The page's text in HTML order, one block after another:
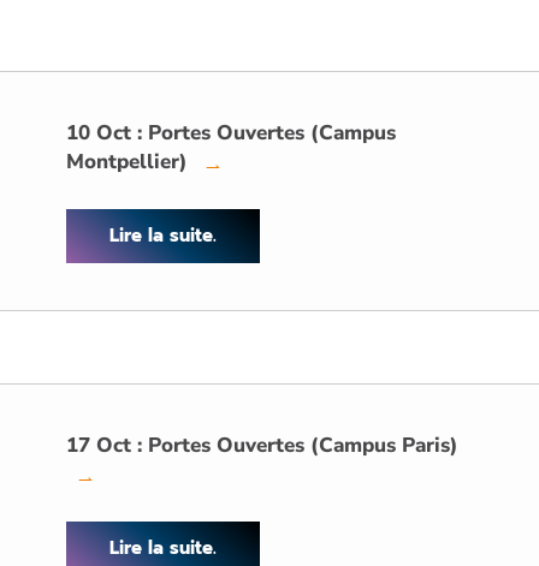
10 Oct : Portes Ouvertes (Campus
Montpellier)
→
Lire la suite.
17 Oct : Portes Ouvertes (Campus Paris)
→
Lire la suite.